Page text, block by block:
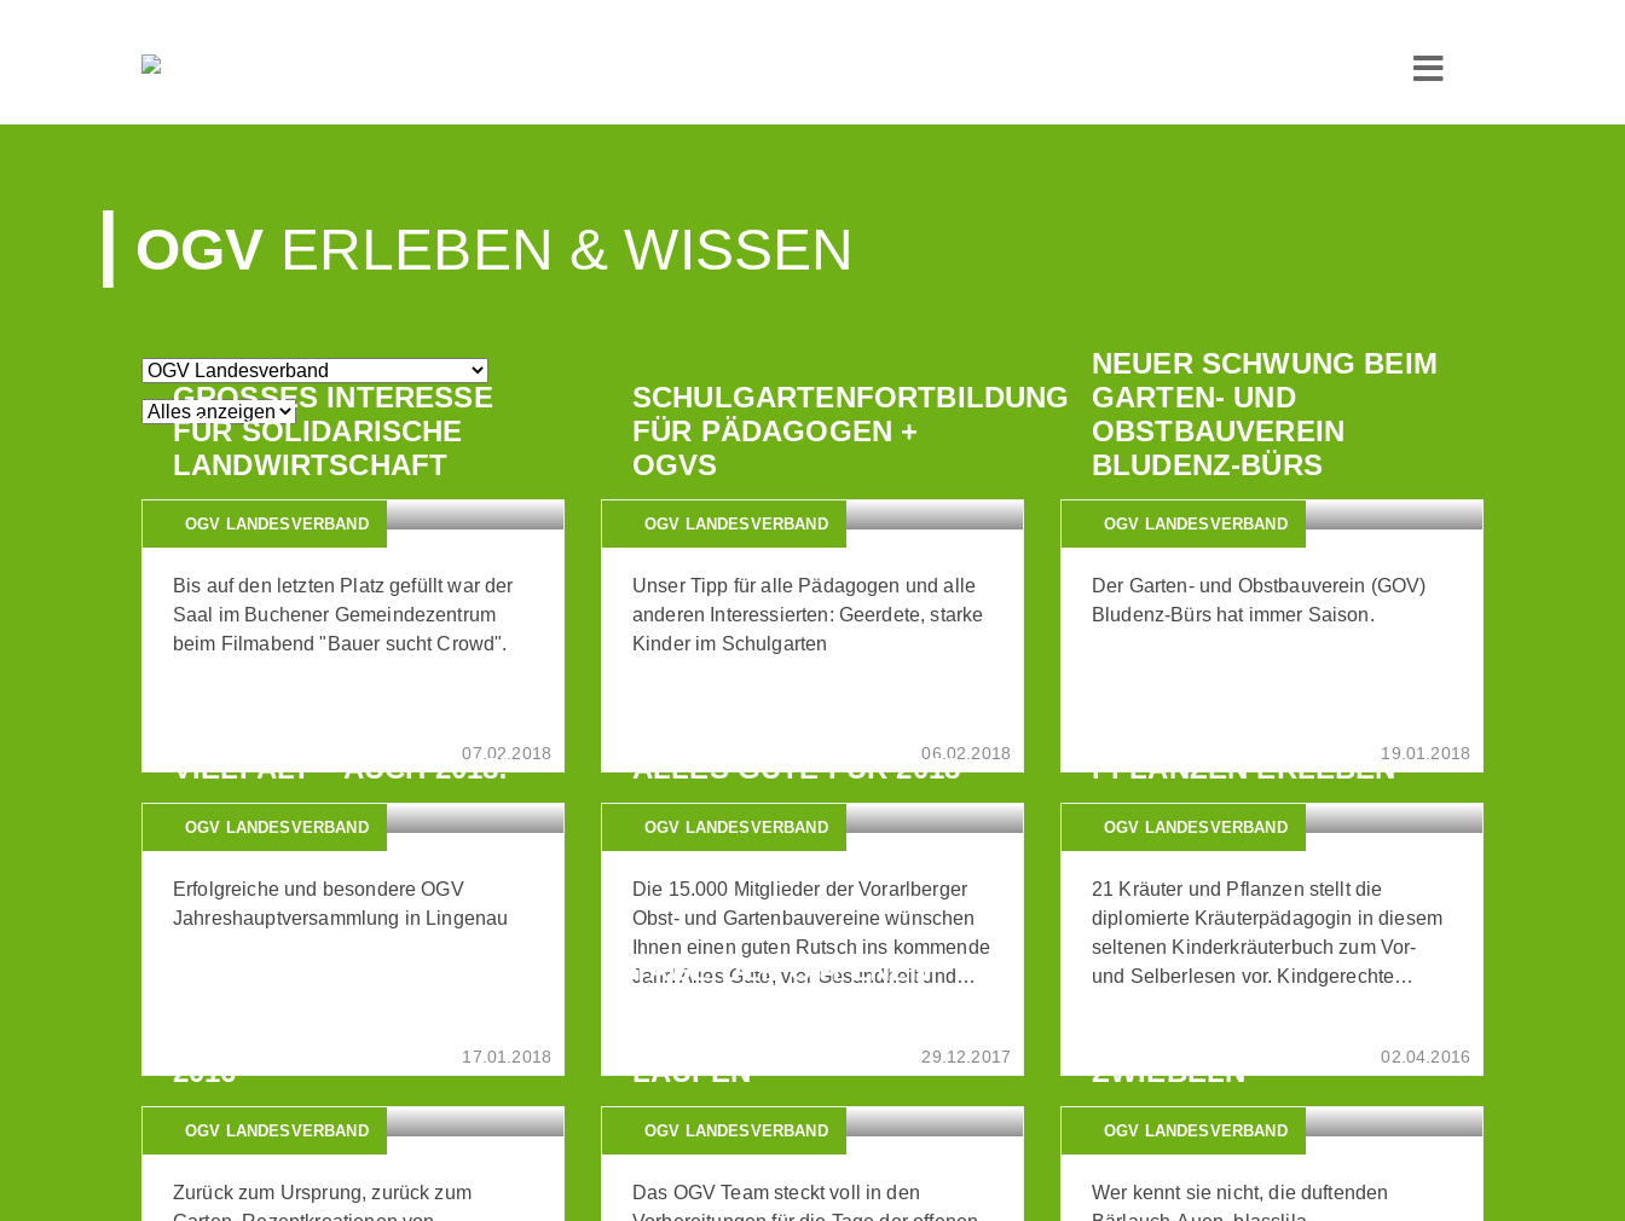
OGV ERLEBEN & WISSEN
GROSSES INTERESSE F
ÜR SOLIDARISCHE L
ANDWIRTSCHAFT
OGV LANDESVERBAND
Bis auf den letzten Platz gefüllt war der
Saal im Buchener Gemeindezentrum
beim Filmabend "Bauer sucht Crowd".
07.02.2018
SCHULGARTENFORTBILDUNG
FÜR PÄDAGOGEN +
OGVS
OGV LANDESVERBAND
Unser Tipp für alle Pädagogen und alle
anderen Interessierten: Geerdete, starke
Kinder im Schulgarten
06.02.2018
NEUER SCHWUNG BEIM
GARTEN- UND
OBSTBAUVEREIN
BLUDENZ-BÜRS
OGV LANDESVERBAND
Der Garten- und Obstbauverein (GOV)
Bludenz-Bürs hat immer Saison.
19.01.2018
VIELFALT – AUCH 2018!
OGV LANDESVERBAND
Erfolgreiche und besondere OGV
Jahreshauptversammlung in Lingenau
17.01.2018
ALLES GUTE FÜR 2018
OGV LANDESVERBAND
Die 15.000 Mitglieder der Vorarlberger
Obst- und Gartenbauvereine wünschen
Ihnen einen guten Rutsch ins kommende
Jahr! Alles Gute, viel Gesundheit und…
29.12.2017
PFLANZEN ERLEBEN
OGV LANDESVERBAND
21 Kräuter und Pflanzen stellt die
diplomierte Kräuterpädagogin in diesem
seltenen Kinderkräuterbuch zum Vor-
und Selberlesen vor. Kindgerechte…
02.04.2016
2016
OGV LANDESVERBAND
Zurück zum Ursprung, zurück zum
TAGE DER OFFENEN
LAUFEN
OGV LANDESVERBAND
Das OGV Team steckt voll in den
ZWIEBELN
OGV LANDESVERBAND
Wer kennt sie nicht, die duftenden